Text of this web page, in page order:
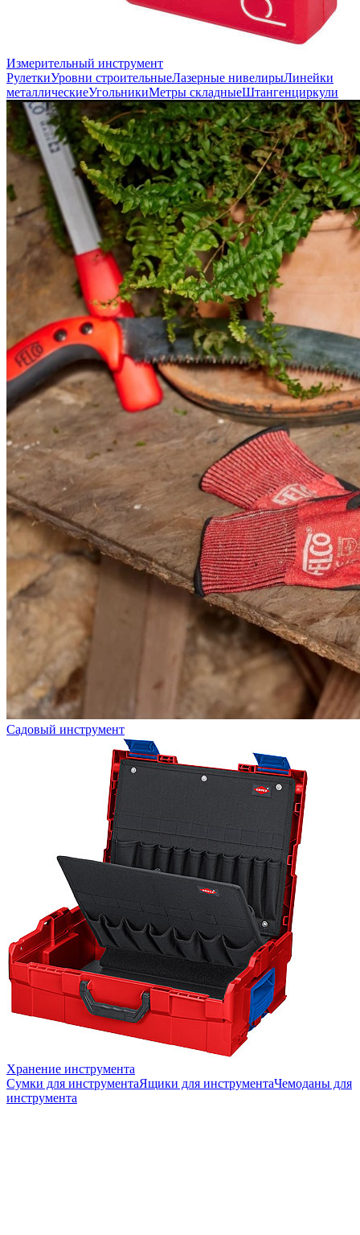
Измерительный инструмент
РулеткиУровни строительныеЛазерные нивелирыЛинейки
металлическиеУгольникиМетры складныеШтангенциркули
Садовый инструмент
Хранение инструмента
Сумки для инструментаЯщики для инструментаЧемоданы для
инструмента